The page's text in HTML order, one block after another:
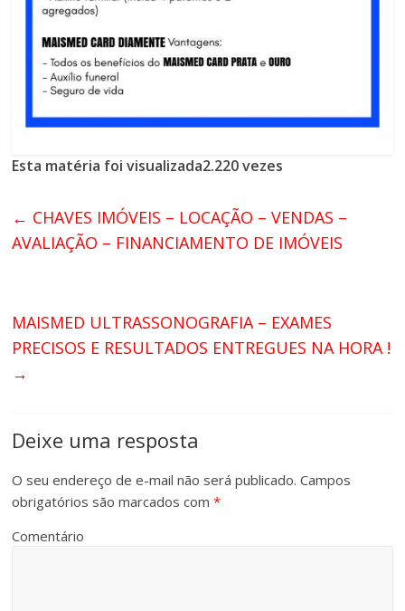
Esta matéria foi visualizada2.220 vezes
← CHAVES IMÓVEIS – LOCAÇÃO – VENDAS –
AVALIAÇÃO – FINANCIAMENTO DE IMÓVEIS
MAISMED ULTRASSONOGRAFIA – EXAMES
PRECISOS E RESULTADOS ENTREGUES NA HORA !
→
Deixe uma resposta
O seu endereço de e-mail não será publicado. Campos
obrigatórios são marcados com*
Comentário